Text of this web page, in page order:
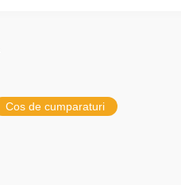
Cos de cumparaturi